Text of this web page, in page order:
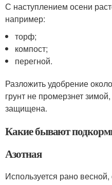
С наступлением осени
например:
торф;
компост;
перегной.
Разложить удобрение
грунт не промерзнет
защищена.
Какие бывают
Азотная
Используется рано